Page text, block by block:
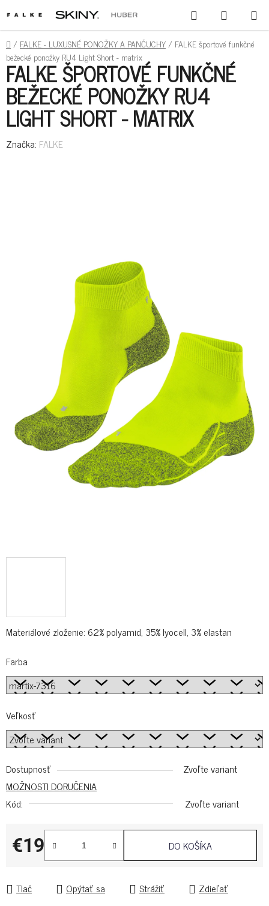
NA
OBSAH
HĽADAŤ
KOŠÍK
DOMOV
/ FALKE - LUXUSNÉ PONOŽKY A PANČUCHY/ FALKE športové funkčné
bežecké ponožky RU4 Light Short - matrix
Materiálové zloženie: 62% polyamid, 35% lyocell, 3% elastan
Farba
Veľkosť
Dostupnosť
Zvoľte variant
MOŽNOSTI DORUČENIA
Kód:
Zvoľte variant
€19
Jednotková cena:
DO KOŠÍKA
Tlač Opýtať sa Strážiť Zdieľať
FALKE ŠPORTOVÉ FUNKČNÉ
BEŽECKÉ PONOŽKY RU4
LIGHT SHORT - MATRIX
Značka: FALKE